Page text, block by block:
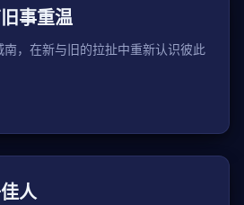
事重温
，在新与旧的拉扯中重新认识彼此
人